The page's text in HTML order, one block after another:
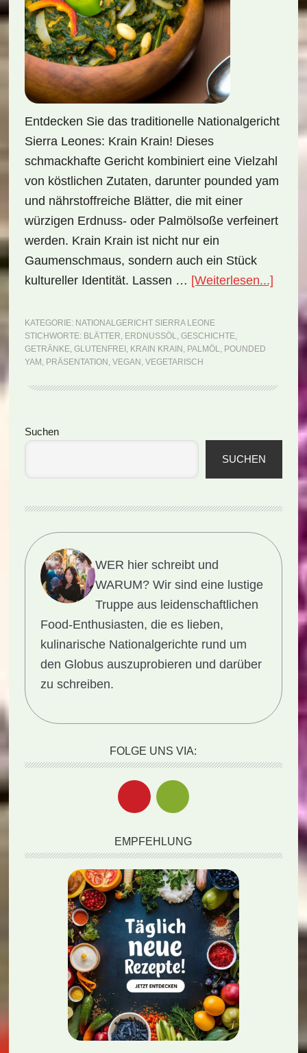
Entdecken Sie das traditionelle Nationalgericht
Sierra Leones: Krain Krain! Dieses
schmackhafte Gericht kombiniert eine Vielzahl
von köstlichen Zutaten, darunter pounded yam
und nährstoffreiche Blätter, die mit einer
würzigen Erdnuss- oder Palmölsoße verfeinert
werden. Krain Krain ist nicht nur ein
Gaumenschmaus, sondern auch ein Stück
kultureller Identität. Lassen … [Weiterlesen...]
Sierra
Krain
KATEGORIE: NATIONALGERICHT SIERRA LEONE
STICHWORTE: BLÄTTER, ERDNUSSÖL, GESCHICHTE,
GETRÄNKE, GLUTENFREI , KRAIN KRAIN , PALMÖL, POUNDED
YAM , PRÄSENTATION , VEGAN , VEGETARISCH
Seitenspalte
Suchen
SUCHEN
WER hier schreibt und
WARUM? Wir sind eine lustige
Truppe aus leidenschaftlichen
Food-Enthusiasten, die es lieben,
kulinarische Nationalgerichte rund um
den Globus auszuprobieren und darüber
zu schreiben.
FOLGE UNS VIA:
EMPFEHLUNG